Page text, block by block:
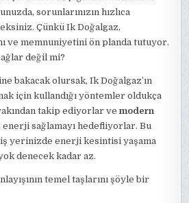
sorunlarınızın hızlıca
Çünkü Ik Doğalgaz,
ve memnuniyetini ön planda tutuyor.
değil mi?
bakacak olursak, Ik Doğalgaz’ın
için kullandığı yöntemler oldukça
takip ediyorlar vemodern
sağlamayı hedefliyorlar. Bu
yerinizde enerji kesintisi yaşama
denecek kadar az.
temel taşlarını şöyle bir